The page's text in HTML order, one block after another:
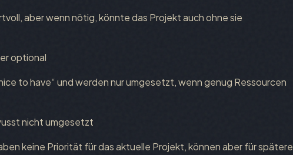
aber wenn nötig, könnte das Projekt auch ohne sie
optional
to have“ und werden nur umgesetzt, wenn genug Ressourcen
nicht umgesetzt
keine Priorität für das aktuelle Projekt, können aber für spätere